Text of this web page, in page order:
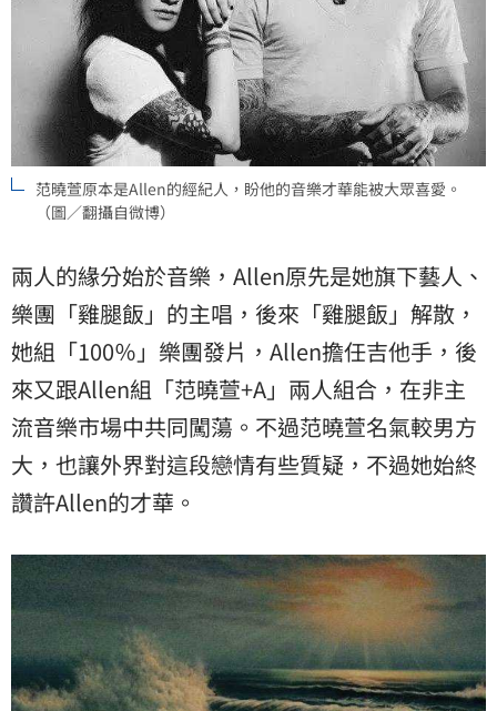
范曉萱原本是Allen的經紀人，盼他的音樂才華能被大眾喜愛。
（圖／翻攝自微博）
兩人的緣分始於音樂，Allen原先是她旗下藝人、
樂團「雞腿飯」的主唱，後來「雞腿飯」解散，
她組「100％」樂團發片，Allen擔任吉他手，後
來又跟Allen組「范曉萱+A」兩人組合，在非主
流音樂市場中共同闖蕩。不過范曉萱名氣較男方
大，也讓外界對這段戀情有些質疑，不過她始終
讚許Allen的才華。